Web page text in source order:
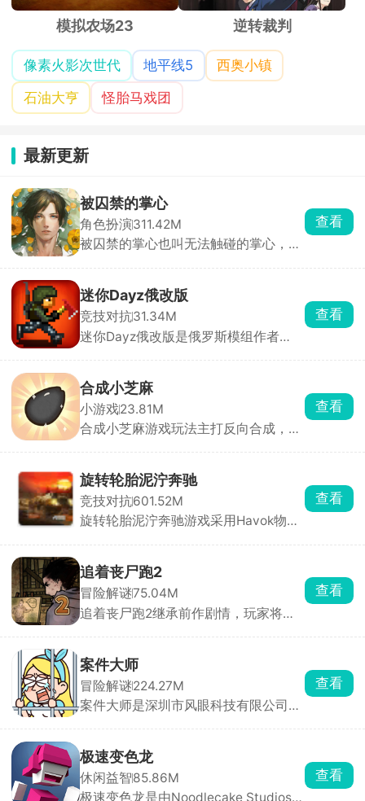
模拟农场23 逆转裁判
像素火影次世代 地平线5
西奥小镇
石油大亨
怪胎马戏团
最新更新
被囚禁的掌心
角色扮演311.42M
被囚禁的掌心也叫无法触碰的掌心，玩
恋爱故事。通过独特的体感式触碰玩
法，只需将手掌或额头轻贴手机屏幕，
即可与男主深情互动。游戏内，监视玩
法增添趣味，观察男主房间、触摸互
查看
迷你Dayz俄改版
竞技对抗31.34M
迷你Dayz俄改版是俄罗斯模组作者
风、上帝俯视视角和硬核末日求生内
核，在原版底子上大幅度扩容内容、修
正 BUG、新增玩法，弥补了官方原版
内容单薄、装备少、玩法单调的短板。
查看
合成小芝麻
小游戏23.81M
合成小芝麻游戏玩法主打反向合成，其
可以在一局里玩很久。通过滑动屏幕操
控水果下落位置，相同水果碰撞即可合
成更小的水果。简单易上手，却让人停
不下来，是打发碎片时间的解压神器。
查看
旋转轮胎泥泞奔驰
竞技对抗601.52M
旋转轮胎泥泞奔驰游戏采用Havok物理
时搭配多台定位迥异的硬核载具，化身
奔波在荒野之中的职业货运司机，核心
任务便是承接各类物资订单，把货物从
起点完好无损运送至目的地。
查看
追着丧尸跑2
冒险解谜75.04M
追着丧尸跑2继承前作剧情，玩家将置
场景，搜集水源、食物、药物和武器等
生存物资，同时与丧尸展开激烈战斗。
本作在前作基础上加入了大量全新元
素，支持招募队友并肩作战，还能通过
查看
案件大师
冒险解谜224.27M
案件大师是深圳市风眼科技有限公司发
鼎的名侦探，深入这座光鲜亮丽却暗藏
玄机的城市，侦破一桩又一桩疑难案
件。城市表面繁华，实则在权力与诱惑
查看
极速变色龙
休闲益智85.86M
极速变色龙是由Noodlecake Studios打
查看